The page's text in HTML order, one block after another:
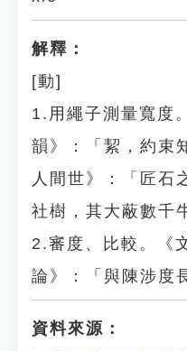
解釋：
[動]
1.用繩子測量寬度
韻》：「絜，約束
人間世》：「匠石
社樹，其大蔽數千
2.審度、比較。《
論》：「與陳涉度
資料來源：